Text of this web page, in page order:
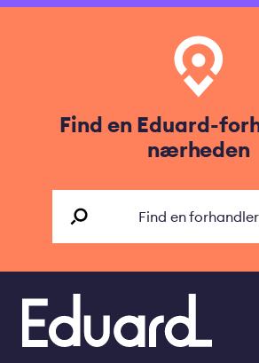
Find en Eduard-
nærheden
Find en forhandler